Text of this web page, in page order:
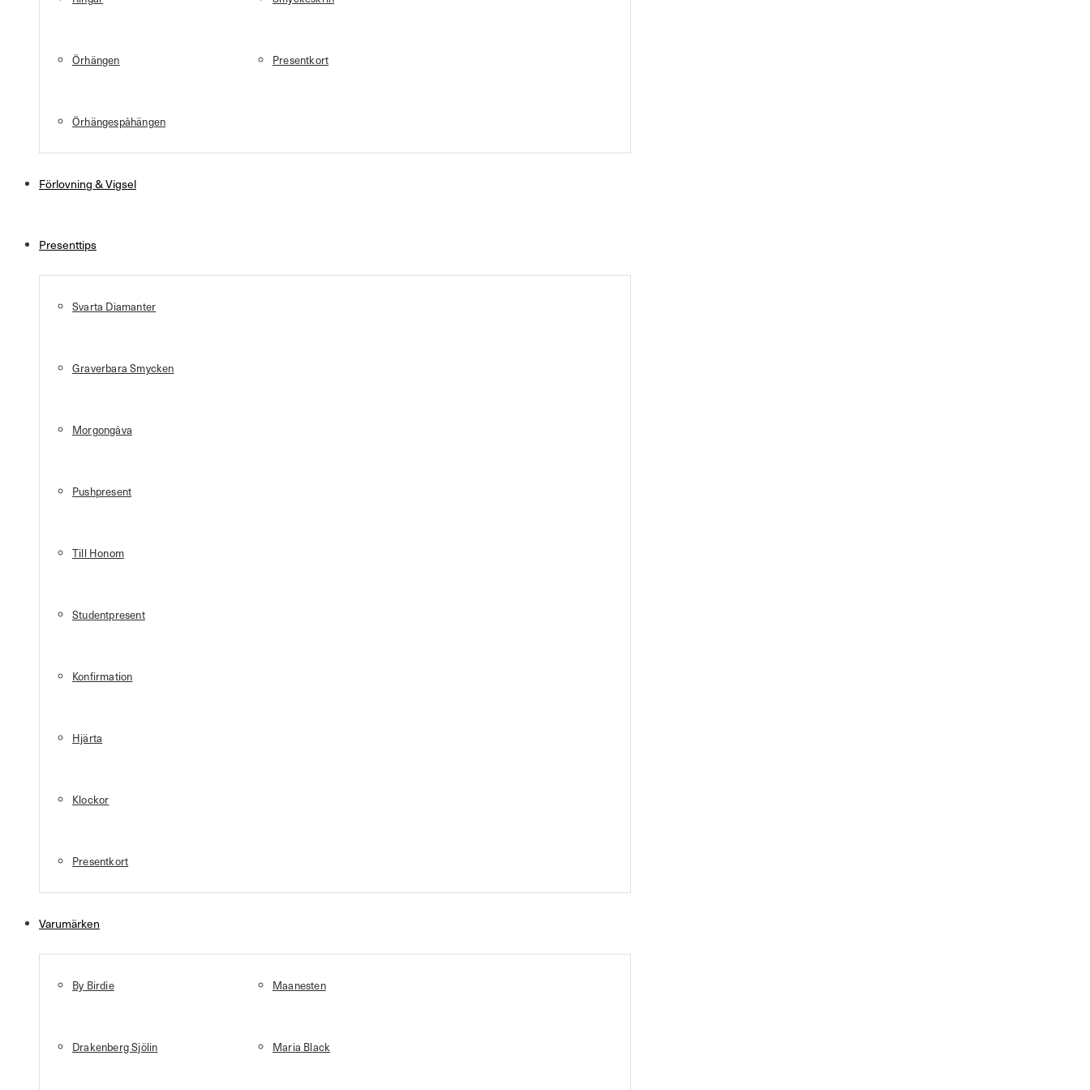
Örhängen
Örhängespåhängen
Presentkort
Förlovning & Vigsel
Presenttips
Svarta Diamanter
Graverbara Smycken
Morgongåva
Pushpresent
Till Honom
Studentpresent
Konfirmation
Hjärta
Klockor
Presentkort
Varumärken
By Birdie
Drakenberg Sjölin
Maanesten
Maria Black